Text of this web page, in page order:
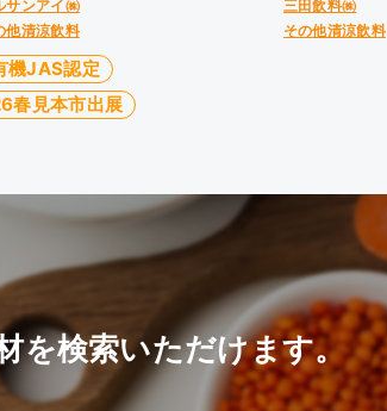
サンアイ㈱
他清涼飲料
機JAS認定
春見本市出展
三田飲料㈱
その他清涼飲料
を検索いただけます。